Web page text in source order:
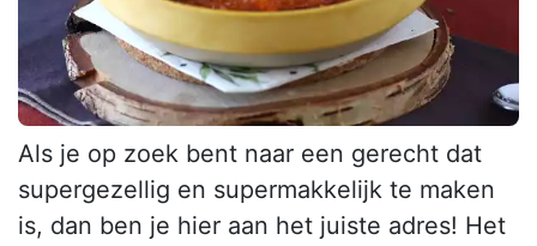
Als je op zoek bent naar een gerecht dat
supergezellig en supermakkelijk te maken
is, dan ben je hier aan het juiste adres! Het